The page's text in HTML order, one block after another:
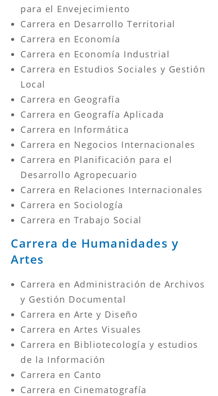
para el Envejecimiento
Carrera en Desarrollo Territorial
Carrera en Economía
Carrera en Economía Industrial
Carrera en Estudios Sociales y Gestión
Local
Carrera en Geografía
Carrera en Geografía Aplicada
Carrera en Informática
Carrera en Negocios Internacionales
Carrera en Planificación para el
Desarrollo Agropecuario
Carrera en Relaciones Internacionales
Carrera en Sociología
Carrera en Trabajo Social
Carrera de Humanidades y
Artes
Carrera en Administración de Archivos
y Gestión Documental
Carrera en Arte y Diseño
Carrera en Artes Visuales
Carrera en Bibliotecología y estudios
de la Información
Carrera en Canto
Carrera en Cinematografía